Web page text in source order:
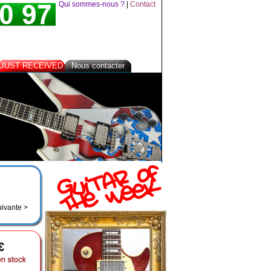
>
Qui sommes-nous ? Contact
JUST RECEIVED Nous contacter